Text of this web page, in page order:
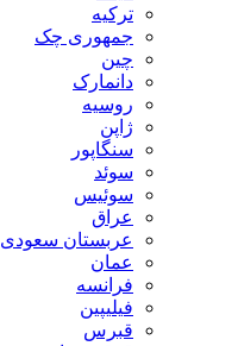
ترکیه
جمهوری چک
چین
دانمارک
روسیه
ژاپن
سنگاپور
سوئد
سوئیس
عراق
عربستان سعودی
عمان
فرانسه
فیلیپین
قبرس